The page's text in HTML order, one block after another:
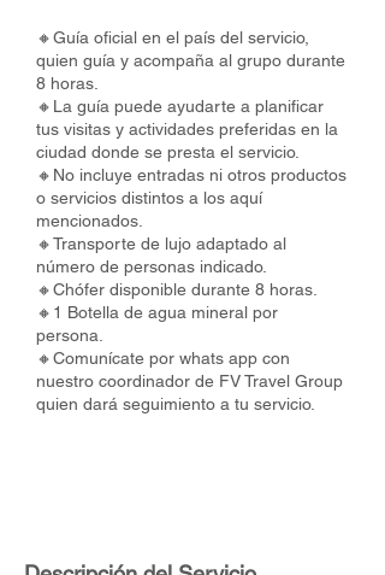
🔸Guía oficial en el país del servicio,
quien guía y acompaña al grupo durante
8 horas.
🔸La guía puede ayudarte a planificar
tus visitas y actividades preferidas en la
ciudad donde se presta el servicio.
🔸No incluye entradas ni otros productos
o servicios distintos a los aquí
mencionados.
🔸Transporte de lujo adaptado al
número de personas indicado.
🔸Chófer disponible durante 8 horas.
🔸1 Botella de agua mineral por
persona.
🔸Comunícate por whats app con
nuestro coordinador de FV Travel Group
quien dará seguimiento a tu servicio.